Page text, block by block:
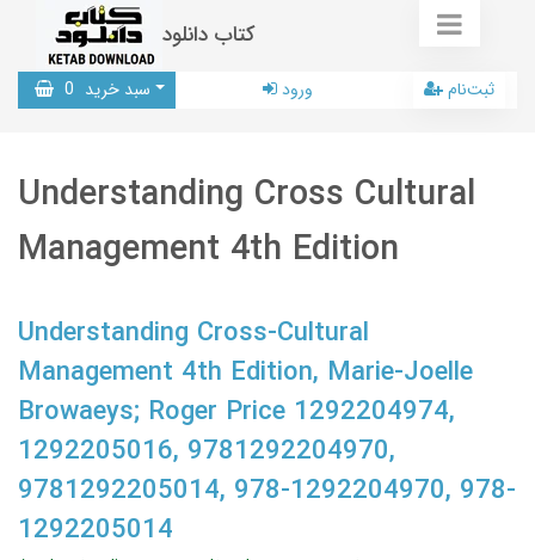
کتاب دانلود
سبد خرید 0 ورود ثبت‌نام
Understanding Cross Cultural
Management 4th Edition
Understanding Cross-Cultural
Management 4th Edition, Marie-Joelle
Browaeys; Roger Price 1292204974,
1292205016, 9781292204970,
9781292205014, 978-1292204970, 978-
1292205014